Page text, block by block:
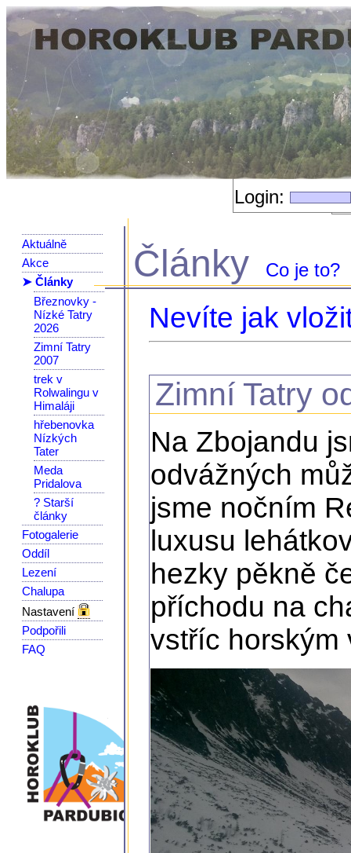
Login:
Aktuálně
Akce
➤ Články
Březnovky -
Nízké Tatry
2026
Zimní Tatry
2007
trek v
Rolwalingu v
Himaláji
hřebenovka
Nízkých
Tater
Meda
Pridalova
? Starší
články
Fotogalerie
Oddíl
Lezení
Chalupa
Nastavení
Podpořili
FAQ
Články Co je to?
Nevíte jak
Zimní Tatry
Na Zbojandu
odvážných
jsme nočním
luxusu
hezky pěkně
příchodu na
vstříc horským